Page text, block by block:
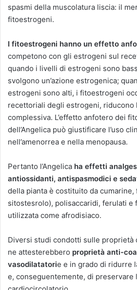
spasmi della muscolatura liscia: il
fitoestrogeni.
I fitoestrogeni hanno un effetto
competono con gli estrogeni sul
quando i livelli di estrogeni sono
svolgono un’azione estrogenica;
estrogeni sono alti, i fitoestrogeni
recettoriali degli estrogeni, riducono
complessiva. L’effetto anfotero dei
dell’Angelica può giustificare l’uso
nell’amenorrea e nella menopausa.
Pertanto l’Angelica ha effetti
antiossidanti, antispasmodici e
della pianta è costituito da
sitostesrolo), polisaccaridi, ferulati e
utilizzata come afrodisiaco.
Diversi studi condotti sulle proprietà
ne attesterebbero proprietà anti-
vasodilatatorie e in grado di ridurre
e, conseguentemente, di preservare